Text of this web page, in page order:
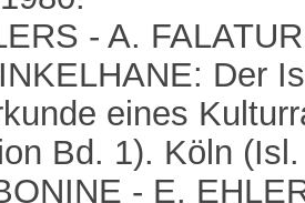
- A.
Der
eines
Bd. 1). Köln
- E.